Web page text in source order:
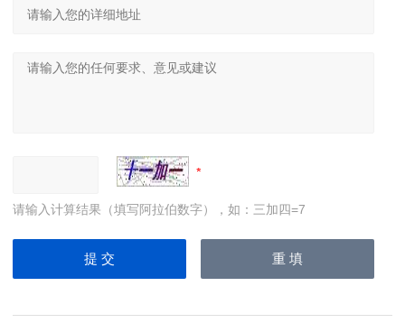
请输入计算结果（填写阿拉伯数字），如：三加四=7